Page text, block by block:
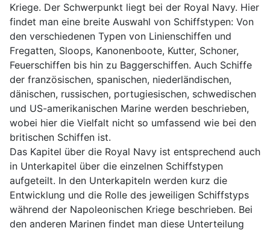
Kriege. Der Schwerpunkt liegt bei der Royal Navy. Hier
findet man eine breite Auswahl von Schiffstypen: Von
den verschiedenen Typen von Linienschiffen und
Fregatten, Sloops, Kanonenboote, Kutter, Schoner,
Feuerschiffen bis hin zu Baggerschiffen. Auch Schiffe
der französischen, spanischen, niederländischen,
dänischen, russischen, portugiesischen, schwedischen
und US-amerikanischen Marine werden beschrieben,
wobei hier die Vielfalt nicht so umfassend wie bei den
britischen Schiffen ist.
Das Kapitel über die Royal Navy ist entsprechend auch
in Unterkapitel über die einzelnen Schiffstypen
aufgeteilt. In den Unterkapiteln werden kurz die
Entwicklung und die Rolle des jeweiligen Schiffstyps
während der Napoleonischen Kriege beschrieben. Bei
den anderen Marinen findet man diese Unterteilung